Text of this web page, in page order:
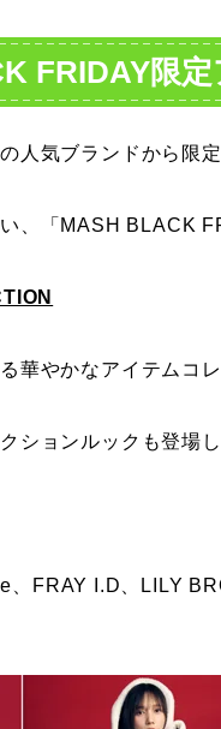
FRIDAY限
人気ブランドから限定
、「MASH BLACK
華やかなアイテムコレ
ションルックも登場し
、FRAY I.D、LILY